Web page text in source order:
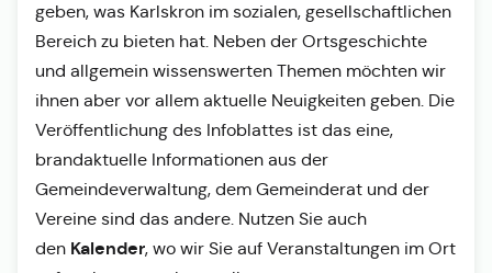
geben, was Karlskron im sozialen, gesellschaftlichen
Bereich zu bieten hat. Neben der Ortsgeschichte
und allgemein wissenswerten Themen möchten wir
ihnen aber vor allem aktuelle Neuigkeiten geben. Die
Veröffentlichung des Infoblattes ist das eine,
brandaktuelle Informationen aus der
Gemeindeverwaltung, dem Gemeinderat und der
Vereine sind das andere. Nutzen Sie auch
den Kalender, wo wir Sie auf Veranstaltungen im Ort